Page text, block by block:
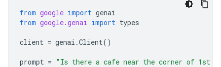
from google import genai
from google.genai import types
client = genai .Client()
prompt = "Is there a cafe near the corner of 1st